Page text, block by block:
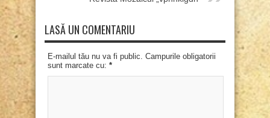
LASĂ UN COMENTARIU
E-mailul tău nu va fi public. Campurile obligatorii
sunt marcate cu: *